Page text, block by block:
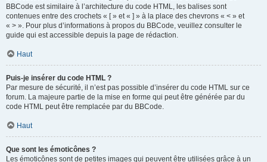
BBCode est similaire à l’architecture du code HTML, les balises sont
contenues entre des crochets « [ » et « ] » à la place des chevrons « < » et
« > ». Pour plus d’informations à propos du BBCode, veuillez consulter le
guide qui est accessible depuis la page de rédaction.
Haut
Puis-je insérer du code HTML ?
Par mesure de sécurité, il n’est pas possible d’insérer du code HTML sur ce
forum. La majeure partie de la mise en forme qui peut être générée par du
code HTML peut être remplacée par du BBCode.
Haut
Que sont les émoticônes ?
Les émoticônes sont de petites images qui peuvent être utilisées grâce à un